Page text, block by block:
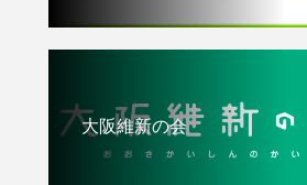
大阪維新の会